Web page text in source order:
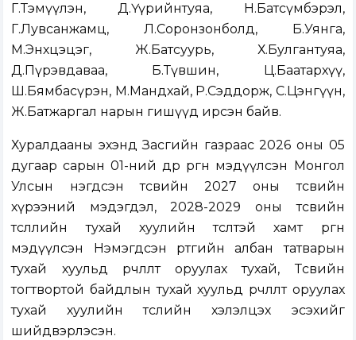
Г.Тэмүүлэн, Д.Үүрийнтуяа, Н.Батсүмбэрэл,
Г.Лувсанжамц, Л.Соронзонболд, Б.Уянга,
М.Энхцэцэг, Ж.Батсуурь, Х.Булгантуяа,
Д.Пүрэвдаваа, Б.Түвшин, Ц.Баатархүү,
Ш.Бямбасүрэн, М.Мандхай, Р.Сэддорж, С.Цэнгүүн,
Ж.Батжаргал нарын гишүүд ирсэн байв.
Хуралдааны эхэнд Засгийн газраас 2026 оны 05
дугаар сарын 01-ний өдөр өргөн мэдүүлсэн
Монгол
Улсын нэгдсэн төсвийн 2027 оны төсвийн
хүрээний мэдэгдэл, 2028-2029 оны төсвийн
төсөөллийн тухай хуулийн төсөлтэй хамт өргөн
мэдүүлсэн Нэмэгдсэн өртгийн албан татварын
тухай хуульд өөрчлөлт оруулах тухай, Төсвийн
тогтвортой байдлын тухай хуульд өөрчлөлт оруулах
тухай хуулийн төслийн хэлэлцэх эсэхийг
шийдвэрлэсэн.